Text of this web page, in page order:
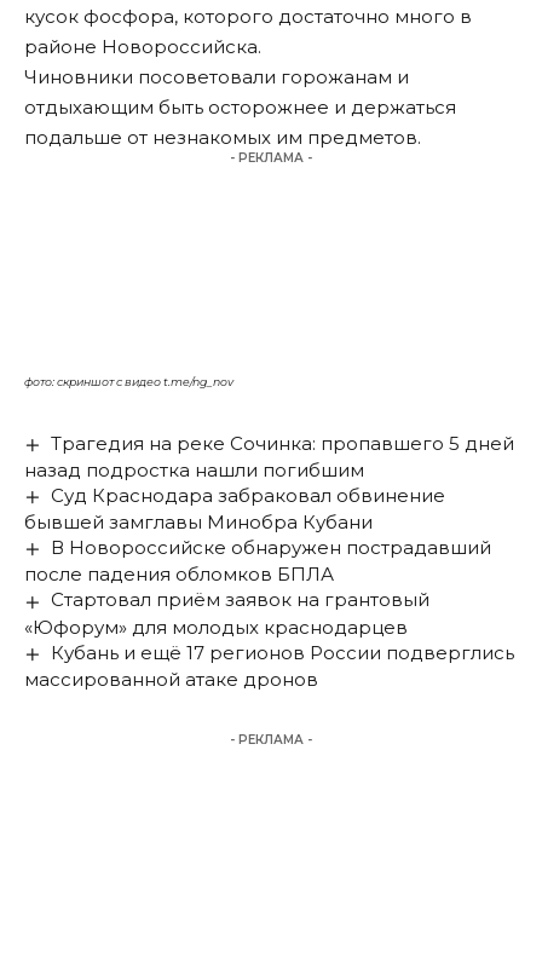
кусок фосфора, которого достаточно много в
районе Новороссийска.
Чиновники посоветовали горожанам и
отдыхающим быть осторожнее и держаться
подальше от незнакомых им предметов.
- РЕКЛАМА -
фото: скриншот с видео t.me/ng_nov
Трагедия на реке Сочинка: пропавшего 5 дней
назад подростка нашли погибшим
Суд Краснодара забраковал обвинение
бывшей замглавы Минобра Кубани
В Новороссийске обнаружен пострадавший
после падения обломков БПЛА
Стартовал приём заявок на грантовый
«Юфорум» для молодых краснодарцев
Кубань и ещё 17 регионов России подверглись
массированной атаке дронов
- РЕКЛАМА -